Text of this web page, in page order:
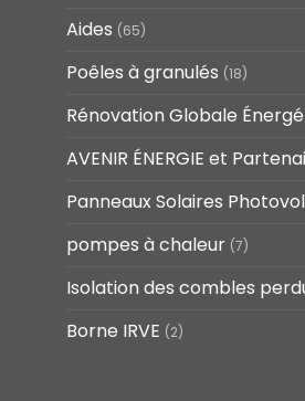
Aides (65)
Poêles à granulés (18)
Rénovation Globale
AVENIR ÉNERGIE et
Panneaux Solaires
pompes à chaleur (7)
Isolation des combles
Borne IRVE (2)